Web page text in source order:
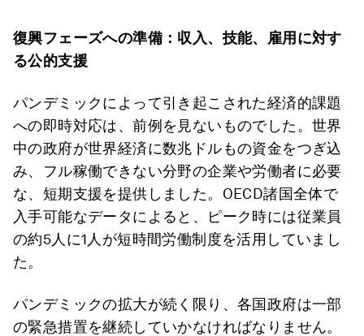
復興フェーズへの準備：収入、技能、雇用に対す
る公的支援
パンデミックによって引き起こされた経済的課題
への即時対応は、前例を見ないものでした。世界
中の政府が世界経済に数兆ドルもの資金をつぎ込
み、フル稼働できない分野の企業や労働者に必要
な、短期支援を提供しました。OECD諸国全体で
入手可能なデータによると、ピーク時には従業員
の約5人に1人が短時間労働制度を活用していまし
た。
パンデミックの拡大が続く限り、各国政府は一部
の緊急措置を継続していかなければなりません。